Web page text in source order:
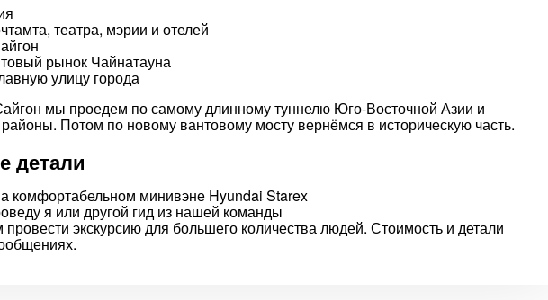
театра, мэрии и отелей
рынок Чайнатауна
улицу города
мы проедем по самому длинному туннелю Юго-Восточной Азии и
Потом по новому вантовому мосту вернёмся в историческую часть.
детали
комфортабельном минивэне Hyundai Starex
я или другой гид из нашей команды
экскурсию для большего количества людей. Стоимость и детали